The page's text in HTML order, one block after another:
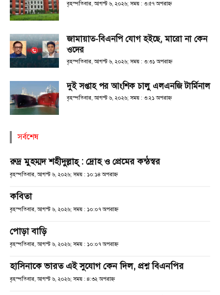
বৃহস্পতিবার, আগস্ট ৬, ২০২৬; সময় : ৩:৫৭ অপরাহ্ণ
জামায়াত-বিএনপি যোগ হইছে, মারো না কেন
ওদের
বৃহস্পতিবার, আগস্ট ৬, ২০২৬; সময় : ৩:৩১ অপরাহ্ণ
দুই সপ্তাহ পর আংশিক চালু এলএনজি টার্মিনাল
বৃহস্পতিবার, আগস্ট ৬, ২০২৬; সময় : ৩:২১ অপরাহ্ণ
সর্বশেষ
রুদ্র মুহম্মদ শহীদুল্লাহ্ : দ্রোহ ও প্রেমের কন্ঠস্বর
বৃহস্পতিবার, আগস্ট ৬, ২০২৬; সময় : ১০:১৪ অপরাহ্ণ
কবিতা
বৃহস্পতিবার, আগস্ট ৬, ২০২৬; সময় : ১০:০৭ অপরাহ্ণ
পোড়া বাড়ি
বৃহস্পতিবার, আগস্ট ৬, ২০২৬; সময় : ১০:০৭ অপরাহ্ণ
হাসিনাকে ভারত এই সুযোগ কেন দিল, প্রশ্ন বিএনপির
বৃহস্পতিবার, আগস্ট ৬, ২০২৬; সময় : ৪:৩২ অপরাহ্ণ